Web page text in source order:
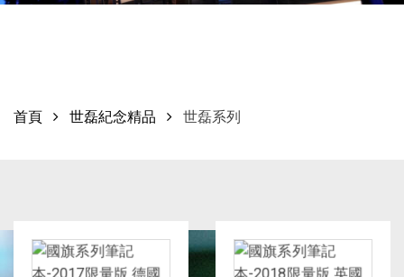
首頁 世磊紀念精品 世磊系列